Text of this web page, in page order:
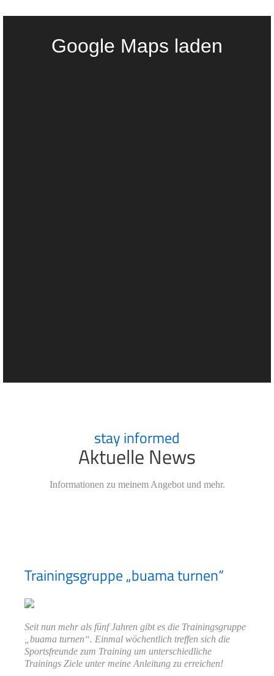
Google Maps laden
stay informed
Aktuelle News
Informationen zu meinem Angebot und mehr.
Trainingsgruppe „buama turnen“
Seit nun mehr als fünf Jahren gibt es die Trainingsgruppe
„buama turnen“. Einmal wöchentlich treffen sich die
Sportsfreunde zum Training um unterschiedliche
Trainings Ziele unter meine Anleitung zu erreichen!